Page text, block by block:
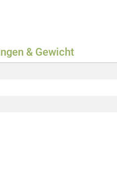
& Gewicht